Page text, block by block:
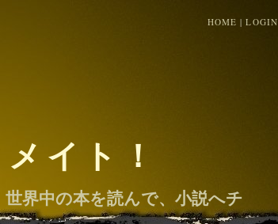
HOME |LOGIN
イト！
界中の本を読んで、小説へチ